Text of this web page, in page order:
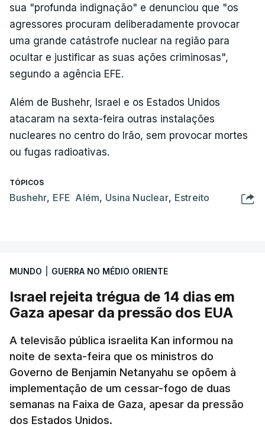
sua "profunda indignação" e denunciou que "os
agressores procuram deliberadamente provocar
uma grande catástrofe nuclear na região para
ocultar e justificar as suas ações criminosas",
segundo a agência EFE.
Além de Bushehr, Israel e os Estados Unidos
atacaram na sexta-feira outras instalações
nucleares no centro do Irão, sem provocar mortes
ou fugas radioativas.
TÓPICOS
Bushehr, EFE Além, Usina Nuclear, Estreito
MUNDO GUERRA NO MÉDIO ORIENTE
Israel rejeita trégua de 14 dias em
Gaza apesar da pressão dos EUA
A televisão pública israelita Kan informou na
noite de sexta-feira que os ministros do
Governo de Benjamin Netanyahu se opõem à
implementação de um cessar-fogo de duas
semanas na Faixa de Gaza, apesar da pressão
dos Estados Unidos.